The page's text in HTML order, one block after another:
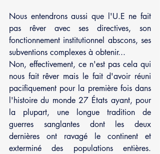
Nous entendrons aussi que l'U.E ne fait
pas rêver avec ses directives, son
fonctionnement institutionnel abscons, ses
subventions complexes à obtenir...
Non, effectivement, ce n'est pas cela qui
nous fait rêver mais le fait d'avoir réuni
pacifiquement pour la première fois dans
l'histoire du monde 27 États ayant, pour
la plupart, une longue tradition de
guerres sanglantes dont les deux
dernières ont ravagé le continent et
exterminé des populations entières.